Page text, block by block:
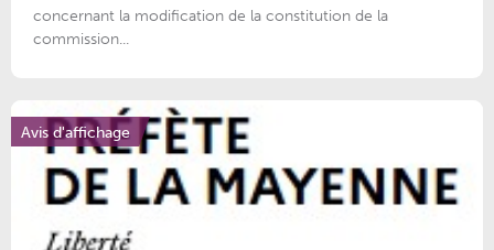
concernant la modification de la constitution de la
commission...
Avis d'affichage